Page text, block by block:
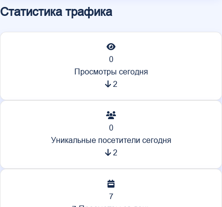
Статистика трафика
0
Просмотры сегодня
2
0
Уникальные посетители сегодня
2
7